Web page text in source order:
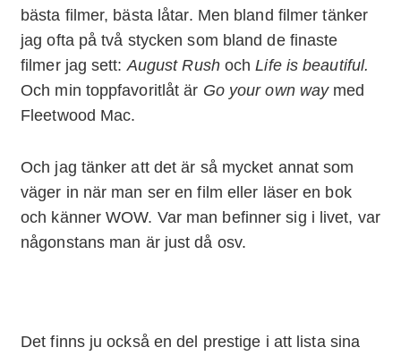
bästa filmer, bästa låtar. Men bland filmer tänker
jag ofta på två stycken som bland de finaste
filmer jag sett: August RushochLife is beautiful.
Och min toppfavoritlåt är Go your own waymed
Fleetwood Mac.
Och jag tänker att det är så mycket annat som
väger in när man ser en film eller läser en bok
och känner WOW. Var man befinner sig i livet, var
någonstans man är just då osv.
Det finns ju också en del prestige i att lista sina